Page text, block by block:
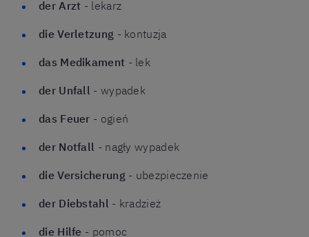
der Arzt - lekarz
die Verletzung - kontuzja
das Medikament - lek
der Unfall - wypadek
das Feuer - ogień
der Notfall - nagły wypadek
die Versicherung - ubezpieczenie
der Diebstahl - kradzież
die Hilfe - pomoc